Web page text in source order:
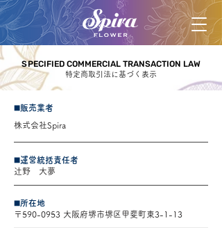
SPECIFIED COMMERCIAL TRANSACTION LAW
SPECIFIED COMMERCIAL TRANSACTION LAW
特定商取引法に基づく表示
◼️販売業者
株式会社Spira
◼️運営統括責任者
辻野 大夢
◼️所在地
〒590-0953 大阪府堺市堺区甲斐町東3-1-13